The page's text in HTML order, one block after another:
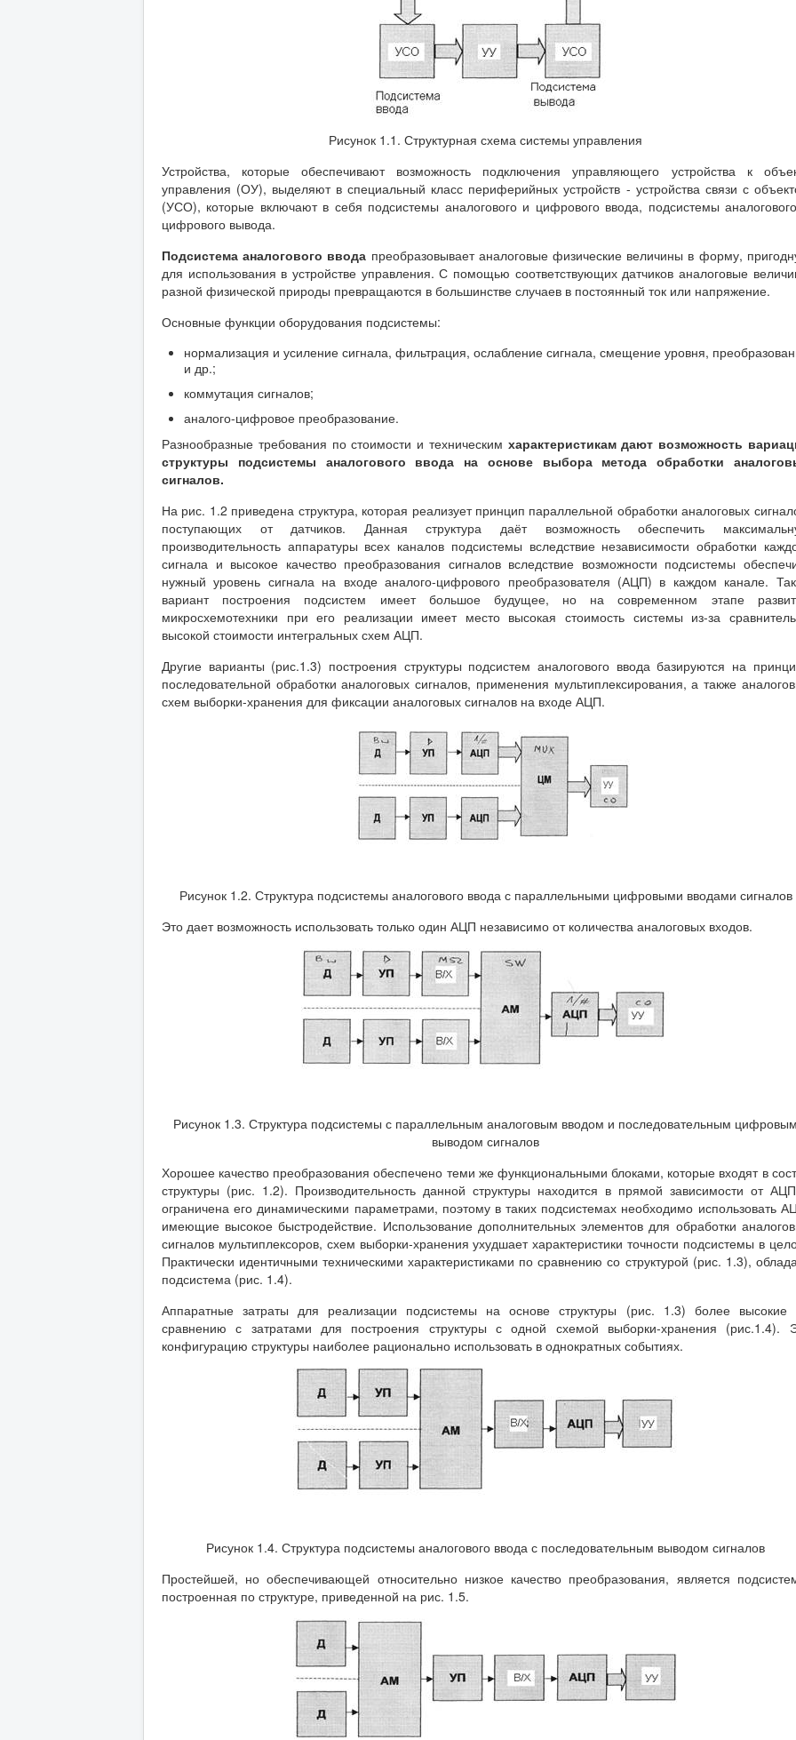
Рисунок 1.1. Структурная схема системы управления
Устройства, которые обеспечивают возможность подключения управляющего устройства к
управления (ОУ), выделяют в специальный класс периферийных устройств - устройства связи с
(УСО), которые включают в себя подсистемы аналогового и цифрового ввода, подсистемы
цифрового вывода.
Подсистема аналогового ввода преобразовывает аналоговые физические величины в форму,
для использования в устройстве управления. С помощью соответствующих датчиков аналоговые
разной физической природы превращаются в большинстве случаев в постоянный ток или напряжение.
Основные функции оборудования подсистемы:
нормализация и усиление сигнала, фильтрация, ослабление сигнала, смещение уровня,
и др.;
коммутация сигналов;
аналого-цифровое преобразование.
Разнообразные требования по стоимости и техническим характеристикам дают возможность
структуры подсистемы аналогового ввода на основе выбора метода обработки
сигналов.
На рис. 1.2 приведена структура, которая реализует принцип параллельной обработки аналоговых
поступающих от датчиков. Данная структура даёт возможность обеспечить
производительность аппаратуры всех каналов подсистемы вследствие независимости обработки
сигнала и высокое качество преобразования сигналов вследствие возможности подсистемы
нужный уровень сигнала на входе аналого-цифрового преобразователя (АЦП) в каждом канале.
вариант построения подсистем имеет большое будущее, но на современном этапе
микросхемотехники при его реализации имеет место высокая стоимость системы из-за
высокой стоимости интегральных схем АЦП.
Другие варианты (рис.1.3) построения структуры подсистем аналогового ввода базируются на
последовательной обработки аналоговых сигналов, применения мультиплексирования, а также
схем выборки-хранения для фиксации аналоговых сигналов на входе АЦП.
Рисунок 1.2. Структура подсистемы аналогового ввода с параллельными цифровыми вводами сигналов
Это дает возможность использовать только один АЦП независимо от количества аналоговых входов.
Рисунок 1.3. Структура подсистемы с параллельным аналоговым вводом и последовательным
выводом сигналов
Хорошее качество преобразования обеспечено теми же функциональными блоками, которые входят в
структуры (рис. 1.2). Производительность данной структуры находится в прямой зависимости от
ограничена его динамическими параметрами, поэтому в таких подсистемах необходимо использовать
имеющие высокое быстродействие. Использование дополнительных элементов для обработки
сигналов мультиплексоров, схем выборки-хранения ухудшает характеристики точности подсистемы в
Практически идентичными техническими характеристиками по сравнению со структурой (рис. 1.3),
подсистема (рис. 1.4).
Аппаратные затраты для реализации подсистемы на основе структуры (рис. 1.3) более высокие
сравнению с затратами для построения структуры с одной схемой выборки-хранения (рис.1.4).
конфигурацию структуры наиболее рационально использовать в однократных событиях.
Рисунок 1.4. Структура подсистемы аналогового ввода с последовательным выводом сигналов
Простейшей, но обеспечивающей относительно низкое качество преобразования, является
построенная по структуре, приведенной на рис. 1.5.